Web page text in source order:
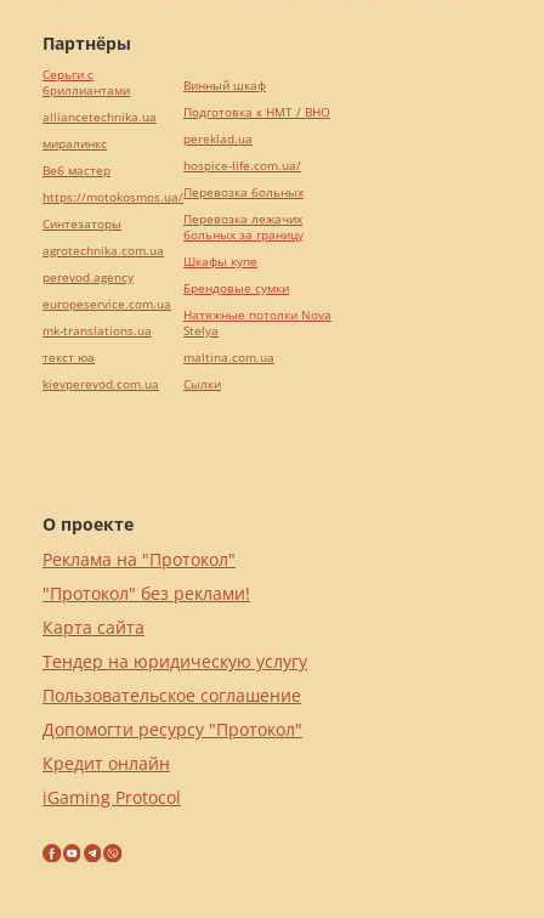
О проекте
Реклама на "Протокол"
"Протокол" без реклами!
Карта сайта
Тендер на юридическую услугу
Пользовательское соглашение
Допомогти ресурсу "Протокол"
Кредит онлайн
iGaming Protocol
Партнёры
Серьги с
бриллиантами
alliancetechnika.ua
миралинкс
Веб мастер
https://motokosmos.ua/
Синтезаторы
agrotechnika.com.ua
perevod.agency
europeservice.com.ua
mk-translations.ua
текст юа
kievperevod.com.ua
Винный шкаф
Подготовка к НМТ / ВНО
pereklad.ua
hospice-life.com.ua/
Перевозка больных
Перевозка лежачих
больных за границу
Шкафы купе
Брендовые сумки
Натяжные потолки Nova
Stelya
maltina.com.ua
Cылки